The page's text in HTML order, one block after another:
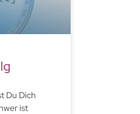
Du Dich
ist